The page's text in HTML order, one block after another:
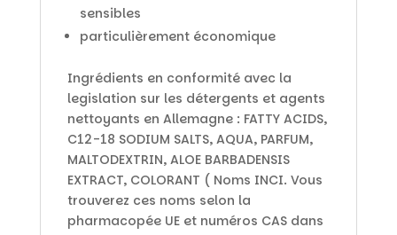
sensibles
particulièrement économique
Ingrédients en conformité avec la
legislation sur les détergents et agents
nettoyants en Allemagne : FATTY ACIDS,
C12-18 SODIUM SALTS, AQUA, PARFUM,
MALTODEXTRIN, ALOE BARBADENSIS
EXTRACT, COLORANT ( Noms INCI. Vous
trouverez ces noms selon la
pharmacopée UE et numéros CAS dans